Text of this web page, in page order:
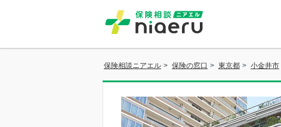
保険相談ニアエル > 保険の窓口 > 東京都 > 小金井市